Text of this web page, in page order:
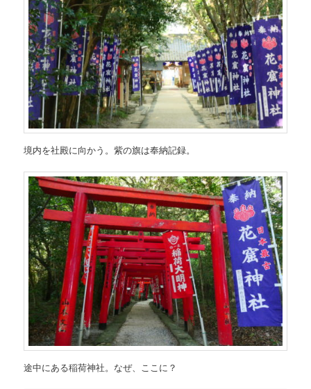
境内を社殿に向かう。紫の旗は奉納記録。
途中にある稲荷神社。なぜ、ここに？